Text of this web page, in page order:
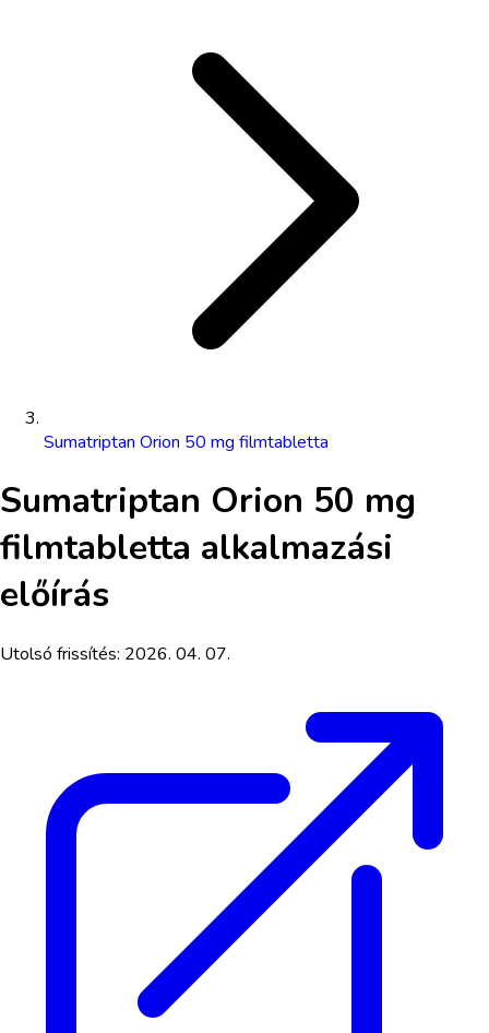
Sumatriptan Orion 50 mg filmtabletta
Sumatriptan Orion 50 mg
filmtabletta alkalmazási
előírás
Utolsó frissítés: 2026. 04. 07.